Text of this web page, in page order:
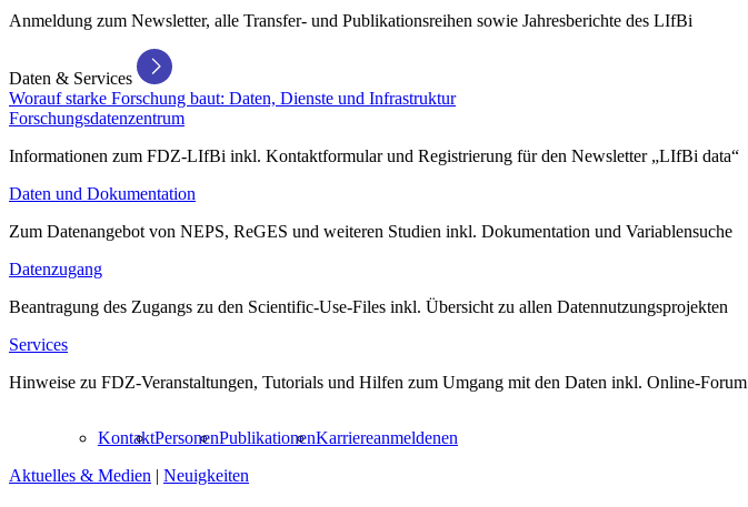
Anmeldung zum Newsletter, alle Transfer- und Publikationsreihen sowie Jahresberichte des LIfBi
Daten & Services
Worauf starke Forschung baut: Daten, Dienste und Infrastruktur
Forschungsdatenzentrum
Informationen zum FDZ-LIfBi inkl. Kontaktformular und Registrierung für den Newsletter „LIfBi data“
Daten und Dokumentation
Zum Datenangebot von NEPS, ReGES und weiteren Studien inkl. Dokumentation und Variablensuche
Datenzugang
Beantragung des Zugangs zu den Scientific-Use-Files inkl. Übersicht zu allen Datennutzungsprojekten
Services
Hinweise zu FDZ-Veranstaltungen, Tutorials und Hilfen zum Umgang mit den Daten inkl. Online-Forum
KontaktPersonenPublikationenKarriereanmeldenen
Aktuelles & Medien | Neuigkeiten